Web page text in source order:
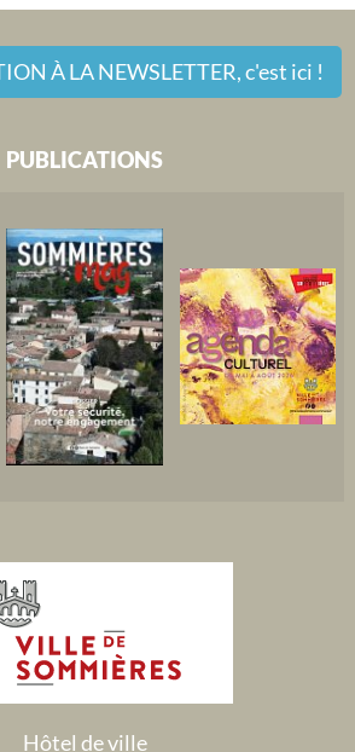
À LA NEWSLETTER,c'est ici !
PUBLICATIONS
Hôtel de ville